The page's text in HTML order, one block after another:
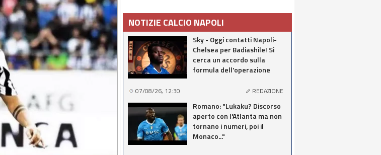
NOTIZIE CALCIO NAPOLI
Sky - Oggi contatti Napoli-
Chelsea per Badiashile! Si
cerca un accordo sulla
formula dell'operazione
07/08/26, 12:30 REDAZIONE
Romano: "Lukaku? Discorso
aperto con l'Atlanta ma non
tornano i numeri, poi il
Monaco..."